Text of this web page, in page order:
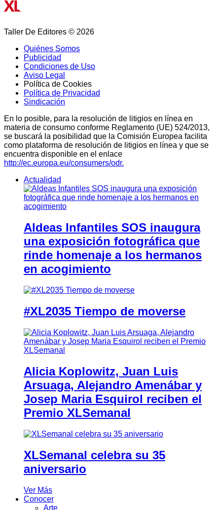
Taller De Editores © 2026
Quiénes Somos
Publicidad
Condiciones de Uso
Aviso Legal
Política de Cookies
Política de Privacidad
Sindicación
En lo posible, para la resolución de litigios en línea en
materia de consumo conforme Reglamento (UE) 524/2013,
se buscará la posibilidad que la Comisión Europea facilita
como plataforma de resolución de litigios en línea y que se
encuentra disponible en el enlace
http://ec.europa.eu/consumers/odr.
Actualidad
Aldeas Infantiles SOS inaugura
una exposición fotográfica que
rinde homenaje a los hermanos
en acogimiento
#XL2035 Tiempo de moverse
Alicia Koplowitz, Juan Luis
Arsuaga, Alejandro Amenábar y
Josep Maria Esquirol reciben el
Premio XLSemanal
XLSemanal celebra su 35
aniversario
Ver Más
Conocer
Arte